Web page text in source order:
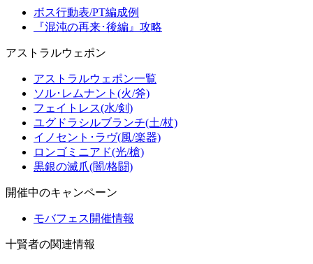
ボス行動表/PT編成例
『混沌の再来･後編』攻略
アストラルウェポン
アストラルウェポン一覧
ソル･レムナント(火/斧)
フェイトレス(水/剣)
ユグドラシルブランチ(土/杖)
イノセント･ラヴ(風/楽器)
ロンゴミニアド(光/槍)
黒銀の滅爪(闇/格闘)
開催中のキャンペーン
モバフェス開催情報
十賢者の関連情報